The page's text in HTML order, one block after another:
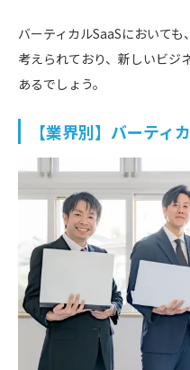
バーティカルSaaSにおいて
考えられており、新しいビジ
あるでしょう。
【業界別】バーティ